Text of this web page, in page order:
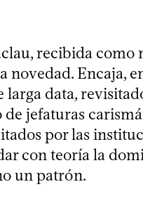
recibida como
novedad. Encaja,
data,
de jefaturas
por las
con teoría la
un patrón.